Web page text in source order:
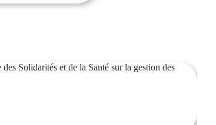
Solidarités et de la Santé sur la gestion des